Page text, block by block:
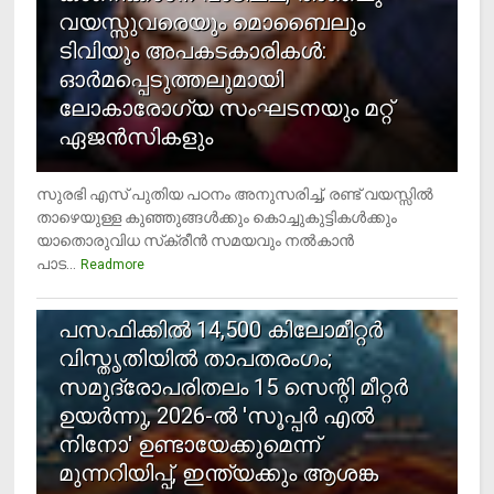
വയസ്സുവരെയും മൊബൈലും
ടിവിയും അപകടകാരികള്‍:
ഓര്‍മപ്പെടുത്തലുമായി
ലോകാരോഗ്യ സംഘടനയും മറ്റ്
ഏജന്‍സികളും
സുരഭി എസ് പുതിയ പഠനം അനുസരിച്ച്, രണ്ട് വയസ്സില്‍
താഴെയുള്ള കുഞ്ഞുങ്ങള്‍ക്കും കൊച്ചുകുട്ടികള്‍ക്കും
യാതൊരുവിധ സ്‌ക്രീന്‍ സമയവും നല്‍കാന്‍
പാട... Readmore
പസഫിക്കില്‍ 14,500 കിലോമീറ്റര്‍
വിസ്തൃതിയില്‍ താപതരംഗം;
സമുദ്രോപരിതലം 15 സെന്റി മീറ്റര്‍
ഉയര്‍ന്നു, 2026-ല്‍ 'സൂപ്പര്‍ എല്‍
നിനോ' ഉണ്ടായേക്കുമെന്ന്
മുന്നറിയിപ്പ്, ഇന്ത്യക്കും ആശങ്ക